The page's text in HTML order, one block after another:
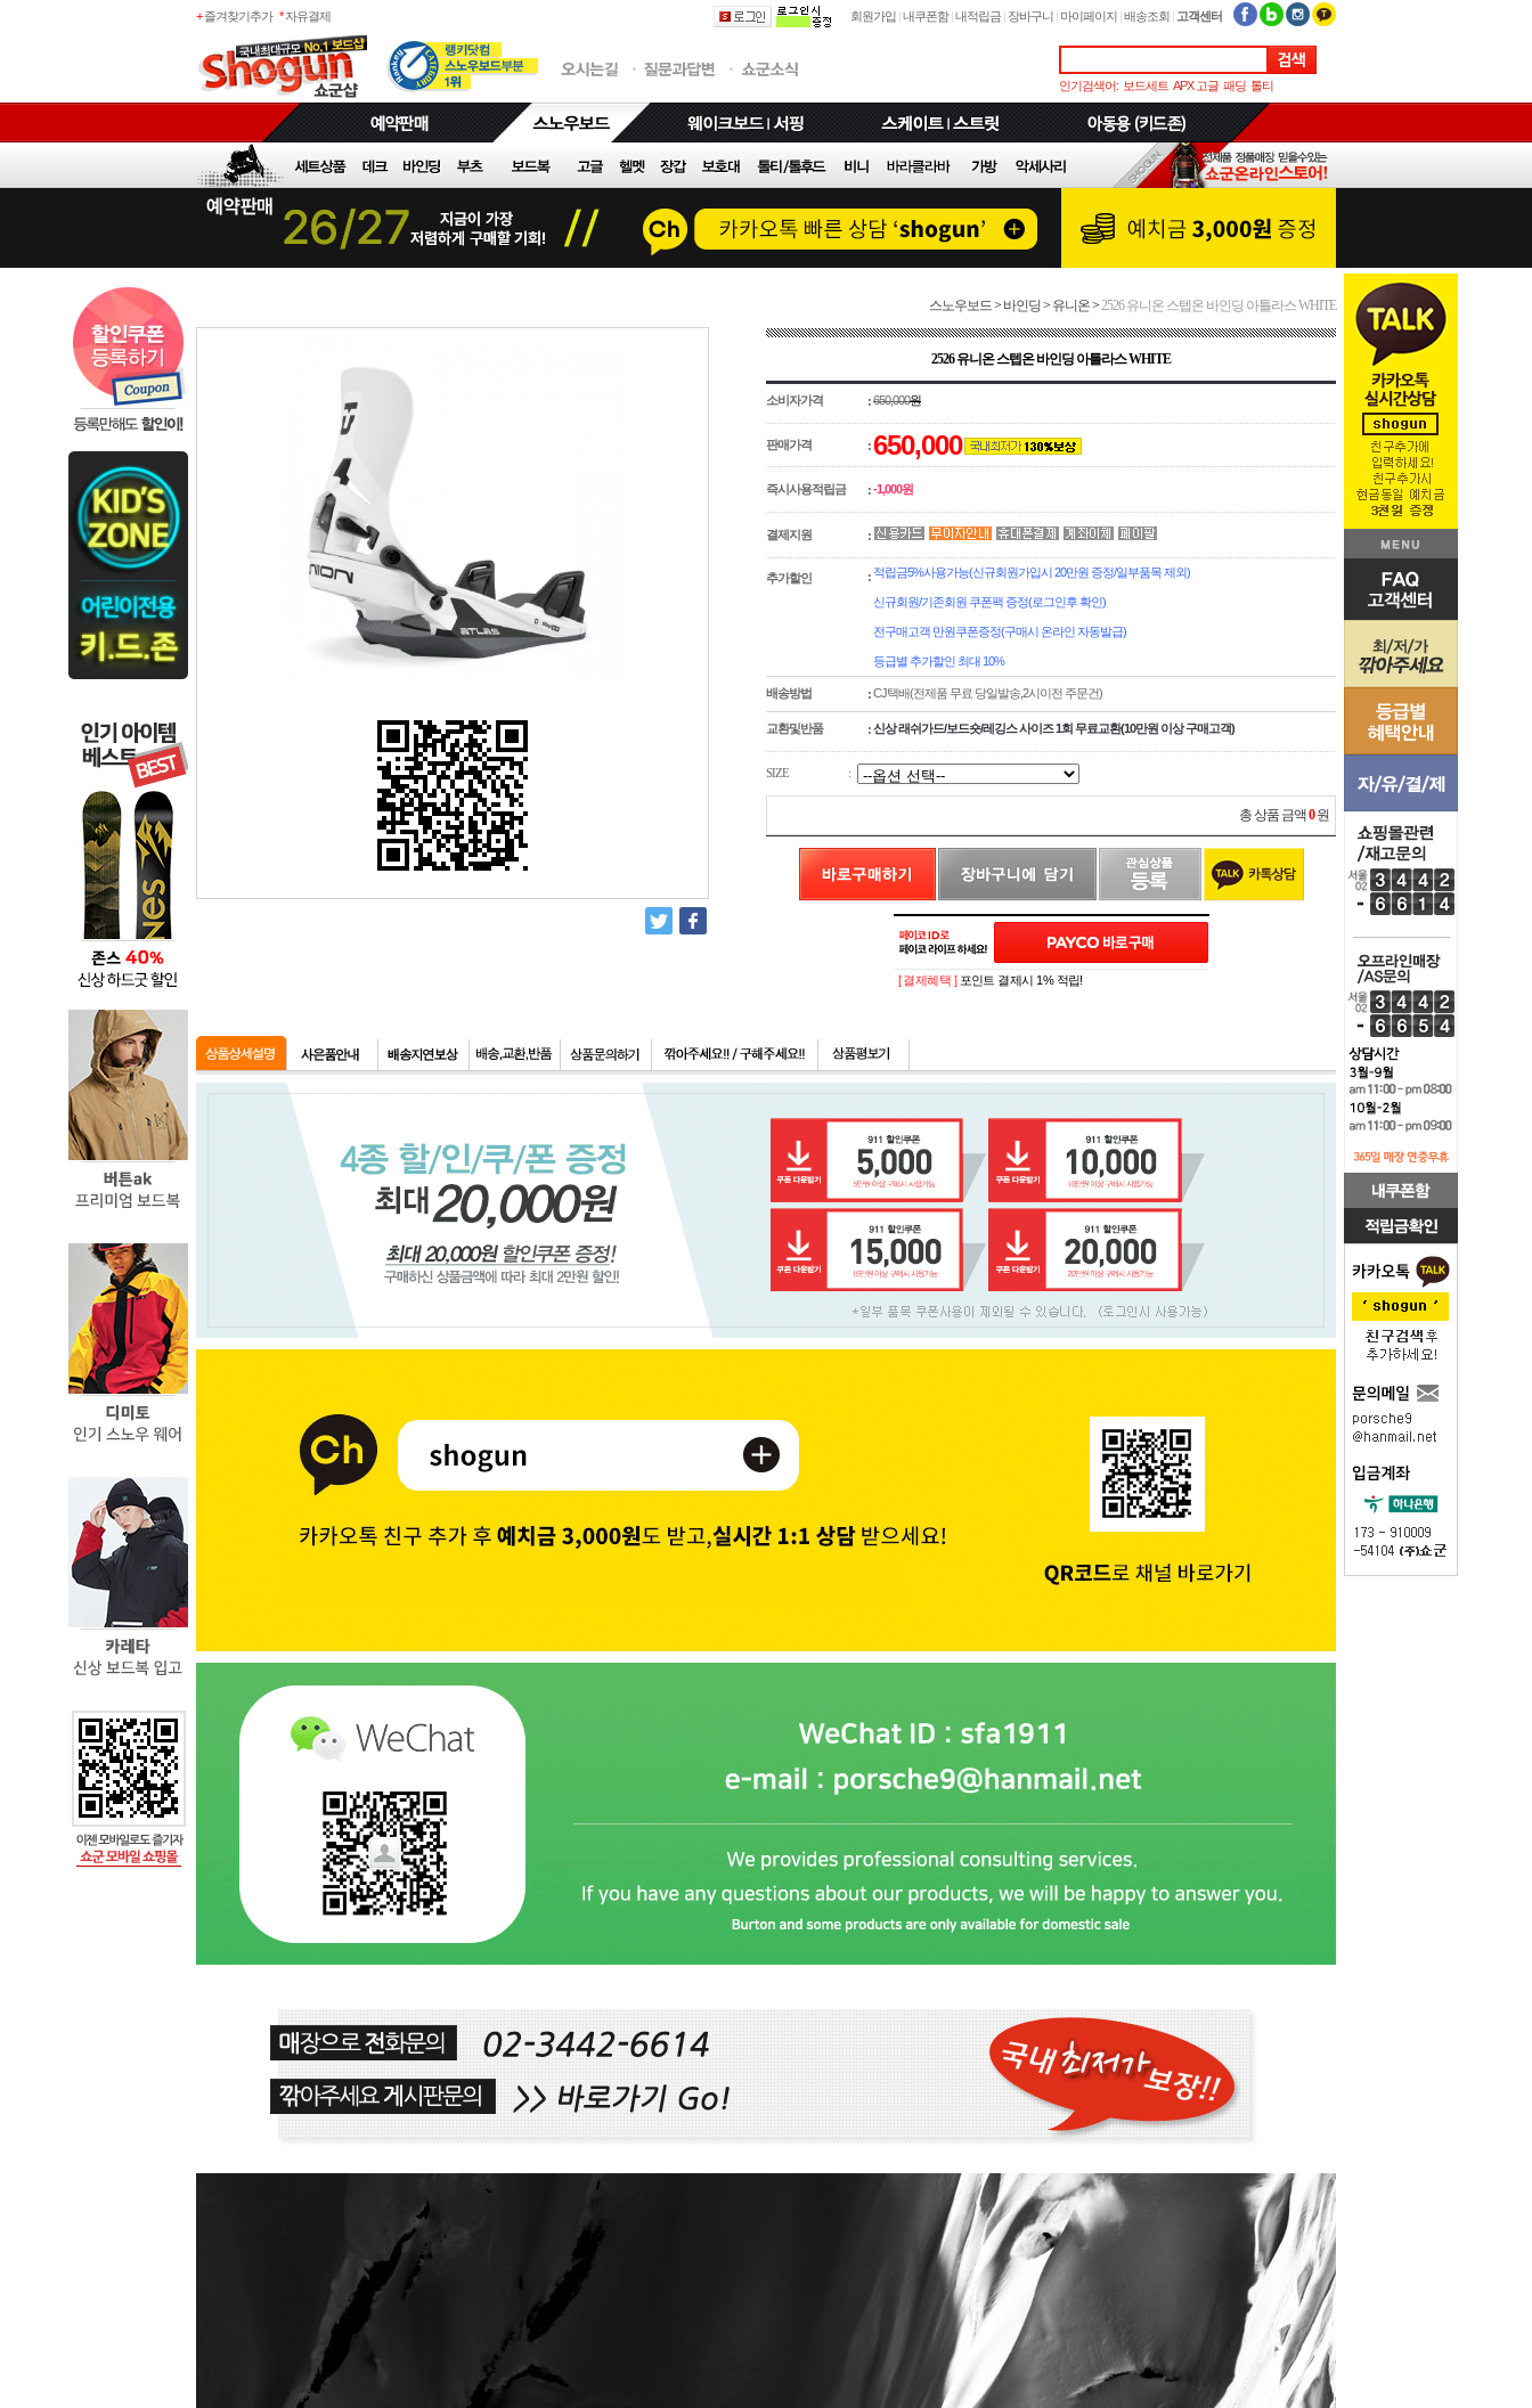
+ 즐겨찾기추가 * 자유결제 회원가입 |내쿠폰함 |내적립금 | 장바구니 | 마이페이지 |배송조회 | 고객센터
인기검색어: 보드세트 APX 고글 패딩 톨티
스노우보드> 바인딩> 유니온>2526 유니온 스텝온 바인딩 아틀라스 WHITE
2526 유니온 스텝온 바인딩 아틀라스 WHITE
소비자가격 :650,000원
판매가격 :650,000
즉시사용적립금 :-1,000원
결제지원 :
추가할인 : 적립금5%사용가능(신규회원가입시 20만원 증정/일부품목 제외)
신규회원/기존회원 쿠폰팩 증정(로그인후 확인)
전구매고객 만원쿠폰증정(구매시 온라인 자동발급)
등급별 추가할인 최대 10%
배송방법 :CJ택배(전제품 무료 당일발송,2시이전 주문건)
교환및반품 :신상 래쉬가드/보드숏/레깅스 사이즈 1회 무료교환(10만원 이상 구매고객)
SIZE :
총 상품 금액0 원
PAYCO 바로구매
[ 결제혜택 ] 포인트 결제시 1% 적립!